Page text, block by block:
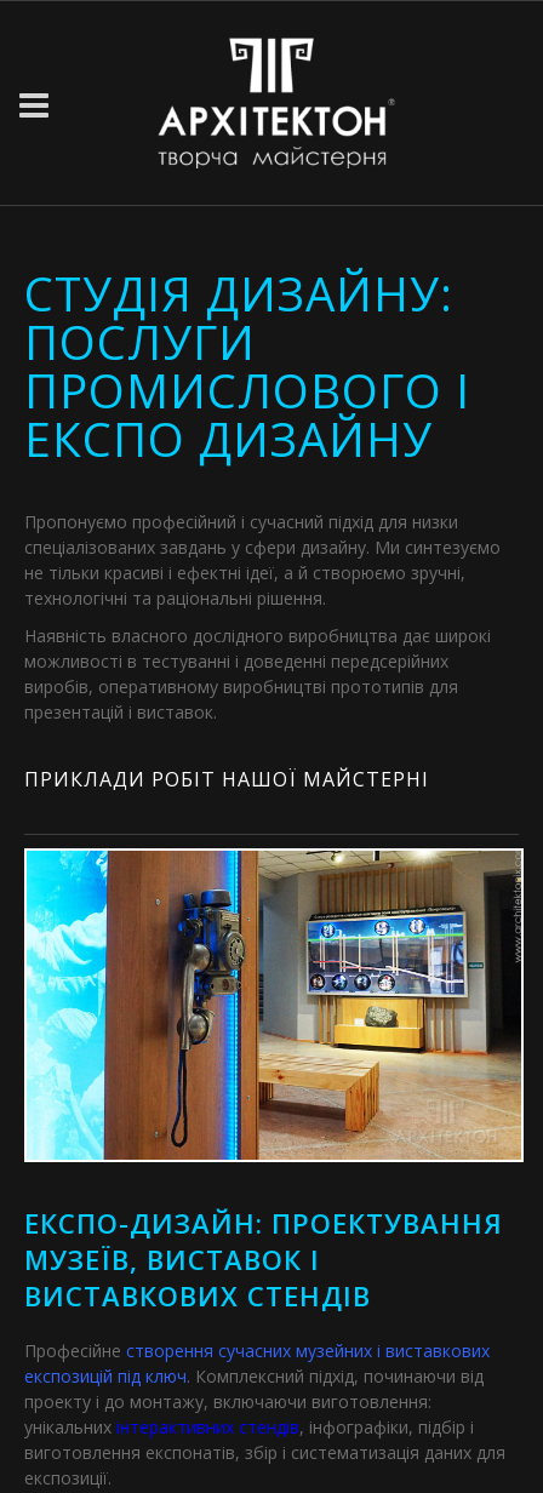
СТУДІЯ ДИЗАЙНУ:
ПОСЛУГИ
ПРОМИСЛОВОГО І
ЕКСПО ДИЗАЙНУ
Пропонуємо професійний і сучасний підхід для низки
спеціалізованих завдань у сфери дизайну. Ми синтезуємо
не тільки красиві і ефектні ідеї, а й створюємо зручні,
технологічні та раціональні рішення.
Наявність власного дослідного виробництва дає широкі
можливості в тестуванні і доведенні передсерійних
виробів, оперативному виробництві прототипів для
презентацій і виставок.
ПРИКЛАДИ РОБІТ НАШОЇ МАЙСТЕРНІ
ЕКСПО-ДИЗАЙН: ПРОЕКТУВАННЯ
МУЗЕЇВ, ВИСТАВОК І
ВИСТАВКОВИХ СТЕНДІВ
Професійне створення сучасних музейних і виставкових
експозицій під ключ. Комплексний підхід, починаючи від
проекту і до монтажу, включаючи виготовлення:
унікальних інтерактивних стендів, інфографіки, підбір і
виготовлення експонатів, збір і систематизація даних для
експозиції.